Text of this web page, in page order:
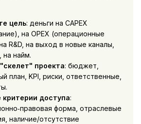
цель: деньги на CAPEX
на OPEX (операционные
R&D, на выход в новые каналы,
на найм.
проекта: бюджет,
план, KPI, риски, ответственные,
критерии доступа:
форма, отраслевые
наличие/отсутствие